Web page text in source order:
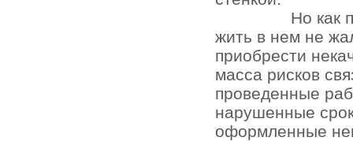
Но как
жить в нем не
приобрести
масса рисков
проведенные
нарушенные
оформленные